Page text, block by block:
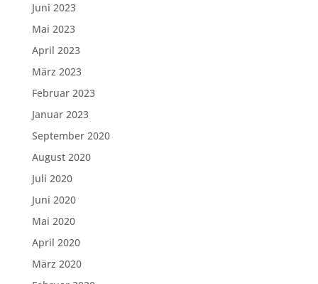
Juni 2023
Mai 2023
April 2023
März 2023
Februar 2023
Januar 2023
September 2020
August 2020
Juli 2020
Juni 2020
Mai 2020
April 2020
März 2020